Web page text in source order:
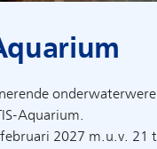
Aquarium.
2027 m.u.v. 21